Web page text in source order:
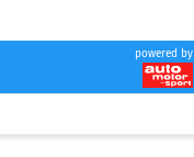
powered by